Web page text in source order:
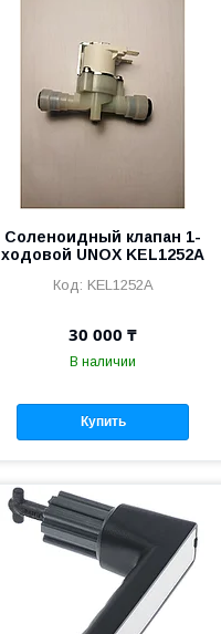
Соленоидный клапан 1-
ходовой UNOX KEL1252A
KEL1252A
30 000 ₸
В наличии
Купить